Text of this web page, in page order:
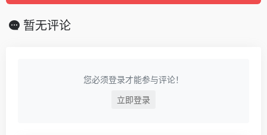
暂无评论
您必须登录才能参与评论！
立即登录